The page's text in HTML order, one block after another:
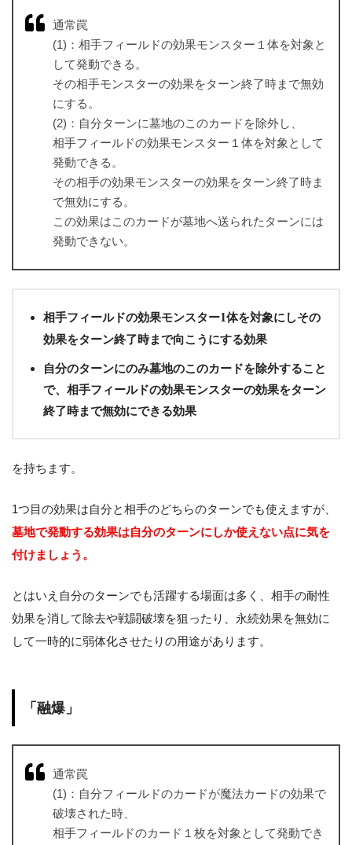
通常罠
(1)：相手フィールドの効果モンスター１体を対象と
して発動できる。
その相手モンスターの効果をターン終了時まで無効
にする。
(2)：自分ターンに墓地のこのカードを除外し、
相手フィールドの効果モンスター１体を対象として
発動できる。
その相手の効果モンスターの効果をターン終了時ま
で無効にする。
この効果はこのカードが墓地へ送られたターンには
発動できない。
相手フィールドの効果モンスター1体を対象にしその
効果をターン終了時まで向こうにする効果
自分のターンにのみ墓地のこのカードを除外すること
で、相手フィールドの効果モンスターの効果をターン
終了時まで無効にできる効果
を持ちます。
1つ目の効果は自分と相手のどちらのターンでも使えますが、
墓地で発動する効果は自分のターンにしか使えない点に気を
付けましょう。
とはいえ自分のターンでも活躍する場面は多く、相手の耐性
効果を消して除去や戦闘破壊を狙ったり、永続効果を無効に
して一時的に弱体化させたりの用途があります。
「融爆」
通常罠
(1)：自分フィールドのカードが魔法カードの効果で
破壊された時、
相手フィールドのカード１枚を対象として発動でき